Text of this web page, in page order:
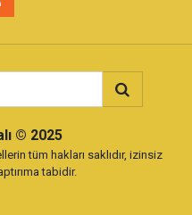
© 2025
tüm hakları saklıdır, izinsiz
tabidir.